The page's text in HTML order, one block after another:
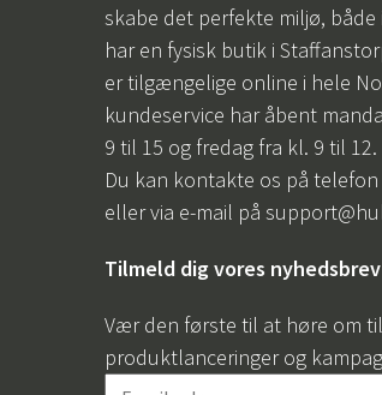
skabe det perfekte miljø, både
har en fysisk butik i
er tilgængelige online i hele
kundeservice har åbent
9 til 15 og fredag fra kl. 9 til 12.
Du kan kontakte os på telefon
eller via e-mail på
Tilmeld dig vores nyhedsbrev
Vær den første til at høre om
produktlanceringer og